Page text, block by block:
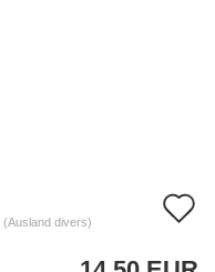
(Ausland divers)